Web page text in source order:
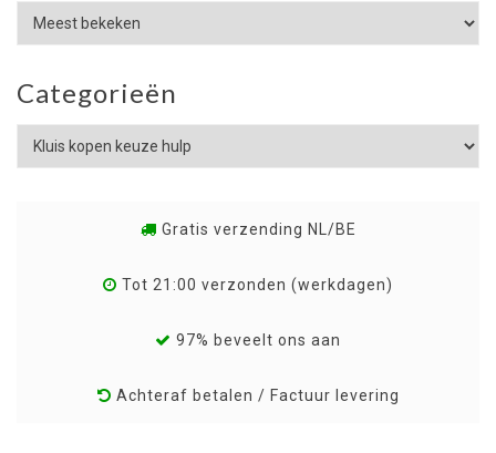
Categorieën
Gratis verzending NL/BE
Tot 21:00 verzonden (werkdagen)
97% beveelt ons aan
Achteraf betalen / Factuur levering